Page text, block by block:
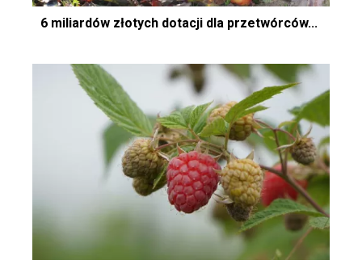
6 miliardów złotych dotacji dla przetwórców...